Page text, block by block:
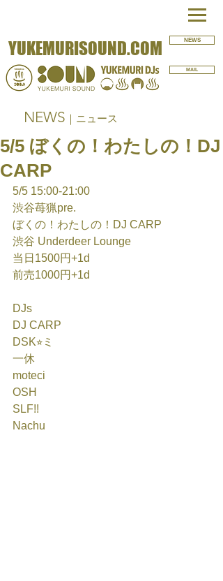
YUKEMURISOUND.COM NEWS
MAIL
NEWS ｜ニュース
5/5 ぼくの！わたしの！DJ
CARP
5/5 15:00-21:00
渋谷苺猟pre.
ぼくの！わたしの！DJ CARP
渋谷 Underdeer Lounge
当日1500円+1d
前売1000円+1d
DJs
DJ CARP
DSK⭐︎ミ
一休
moteci
OSH
SLF!!
Nachu